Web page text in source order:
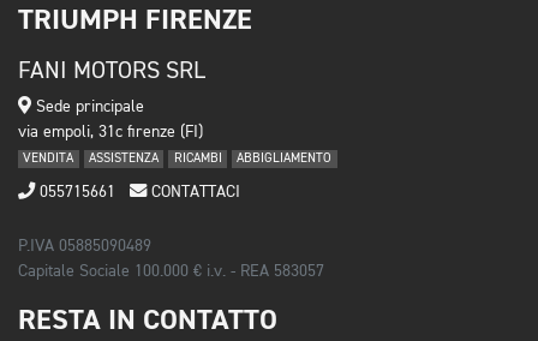
TRIUMPH FIRENZE
FANI MOTORS SRL
Sede principale
via empoli, 31c firenze (FI)
VENDITA ASSISTENZA RICAMBI ABBIGLIAMENTO
055715661 CONTATTACI
P.IVA 05885090489
Capitale Sociale 100.000 € i.v. - REA 583057
RESTA IN CONTATTO